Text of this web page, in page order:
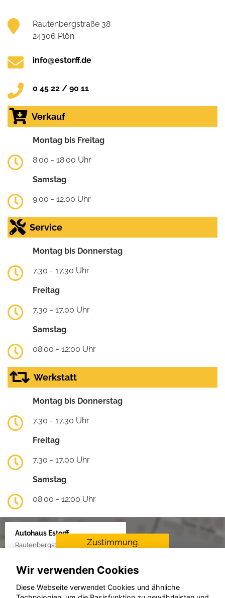
Rautenbergstraße 38
24306 Plön
info@estorff.de
0 45 22 / 90 11
Verkauf
Montag bis Freitag
8.00 - 18.00 Uhr
Samstag
9.00 - 12.00 Uhr
Service
Montag bis Donnerstag
7.30 - 17.30 Uhr
Freitag
7.30 - 17.00 Uhr
Samstag
08:00 - 12:00 Uhr
Werkstatt
Montag bis Donnerstag
7.30 - 17.30 Uhr
Freitag
7.30 - 17.00 Uhr
Samstag
08:00 - 12:00 Uhr
Autohaus Estorff
Rautenbergstraße 38, 24306 Plön
Zustimmung
Für die Aktivierung der
Navigationsdienste ist Ihre
Wir verwenden Cookies
Diese Webseite verwendet Cookies und ähnliche